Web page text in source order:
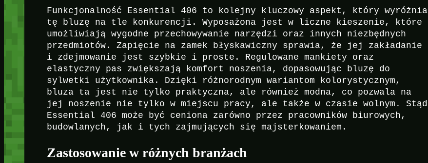
Funkcjonalność Essential 406 to kolejny kluczowy aspekt, który wyróżnia
tę bluzę na tle konkurencji. Wyposażona jest w liczne kieszenie, które
umożliwiają wygodne przechowywanie narzędzi oraz innych niezbędnych
przedmiotów. Zapięcie na zamek błyskawiczny sprawia, że jej zakładanie
i zdejmowanie jest szybkie i proste. Regulowane mankiety oraz
elastyczny pas zwiększają komfort noszenia, dopasowując bluzę do
sylwetki użytkownika. Dzięki różnorodnym wariantom kolorystycznym,
bluza ta jest nie tylko praktyczna, ale również modna, co pozwala na
jej noszenie nie tylko w miejscu pracy, ale także w czasie wolnym. Stąd
Essential 406 może być ceniona zarówno przez pracowników biurowych,
budowlanych, jak i tych zajmujących się majsterkowaniem.
Zastosowanie w różnych branżach